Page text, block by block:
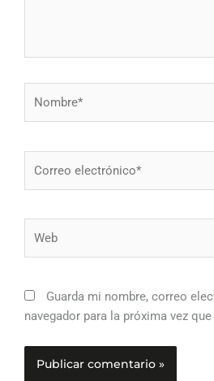
electrónico*
Guarda mi nombre, correo
navegador para la próxima vez